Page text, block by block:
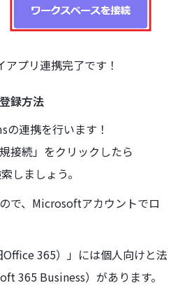
プリ連携完了です！
録方法
連携を行います！
接続」をクリックしたら
しましょう。
で、Microsoftアカウントでロ
365）」には個人向けと法
365 Business）があります。